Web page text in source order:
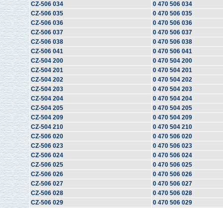
CZ-506 034
0 470 506 034
CZ-506 035
0 470 506 035
CZ-506 036
0 470 506 036
CZ-506 037
0 470 506 037
CZ-506 038
0 470 506 038
CZ-506 041
0 470 506 041
CZ-504 200
0 470 504 200
CZ-504 201
0 470 504 201
CZ-504 202
0 470 504 202
CZ-504 203
0 470 504 203
CZ-504 204
0 470 504 204
CZ-504 205
0 470 504 205
CZ-504 209
0 470 504 209
CZ-504 210
0 470 504 210
CZ-506 020
0 470 506 020
CZ-506 023
0 470 506 023
CZ-506 024
0 470 506 024
CZ-506 025
0 470 506 025
CZ-506 026
0 470 506 026
CZ-506 027
0 470 506 027
CZ-506 028
0 470 506 028
CZ-506 029
0 470 506 029